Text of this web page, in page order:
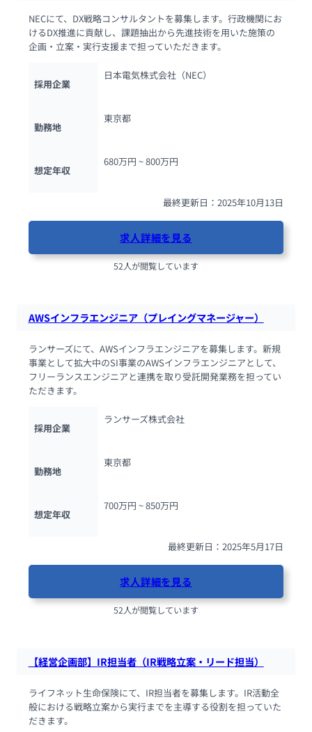
NECにて、DX戦略コンサルタントを募集します。行政機関にお
けるDX推進に貢献し、課題抽出から先進技術を用いた施策の
企画・立案・実行支援まで担っていただきます。
採用企業
日本電気株式会社（NEC）
勤務地
東京都
想定年収
680万円 ~ 800万円
最終更新日：2025年10月13日
求人詳細を見る
52人が閲覧しています
AWSインフラエンジニア（プレイングマネージャー）
ランサーズにて、AWSインフラエンジニアを募集します。新規
事業として拡大中のSI事業のAWSインフラエンジニアとして、
フリーランスエンジニアと連携を取り受託開発業務を担ってい
ただきます。
採用企業
ランサーズ株式会社
勤務地
東京都
想定年収
700万円 ~ 850万円
最終更新日：2025年5月17日
求人詳細を見る
52人が閲覧しています
【経営企画部】IR担当者（IR戦略立案・リード担当）
ライフネット生命保険にて、IR担当者を募集します。IR活動全
般における戦略立案から実行までを主導する役割を担っていた
だきます。